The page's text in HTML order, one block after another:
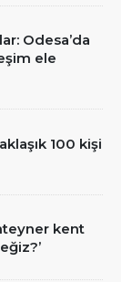
Odesa’da
ele
100 kişi
kent